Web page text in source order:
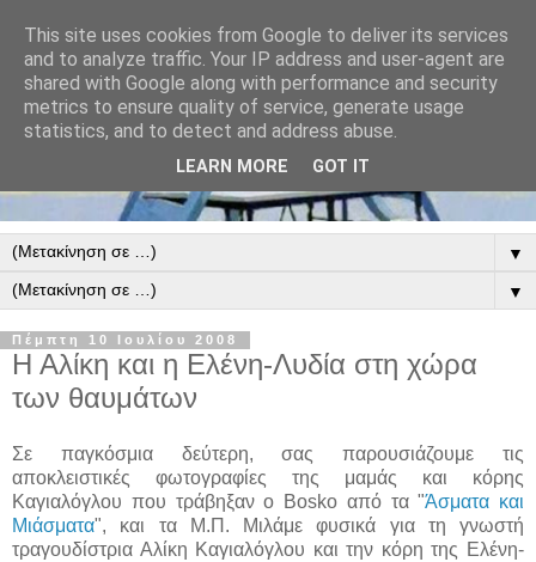
▼
▼
Πέμπτη 10 Ιουλίου 2008
Η Αλίκη και η Ελένη-Λυδία στη χώρα
των θαυμάτων
Σε παγκόσμια δεύτερη, σας παρουσιάζουμε τις
αποκλειστικές φωτογραφίες της μαμάς και κόρης
Καγιαλόγλου που τράβηξαν ο Bosko από τα "Άσματα και
Μιάσματα", και τα Μ.Π. Μιλάμε φυσικά για τη γνωστή
τραγουδίστρια Αλίκη Καγιαλόγλου και την κόρη της Ελένη-
This site uses cookies from Google to deliver its services
and to analyze traffic. Your IP address and user-agent are
shared with Google along with performance and security
metrics to ensure quality of service, generate usage
statistics, and to detect and address abuse.
LEARN MORE GOT IT